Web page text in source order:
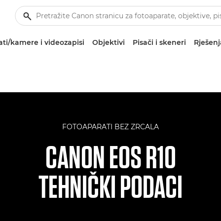
kamere i videozapisi Objektivi Pisači i skeneri
FOTOAPARATI BEZ ZRCALA
CANON EOS R10
TEHNIČKI PODACI